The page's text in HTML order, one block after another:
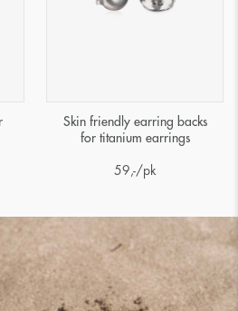
Skin friendly earring backs
for titanium earrings
59 ,-/pk